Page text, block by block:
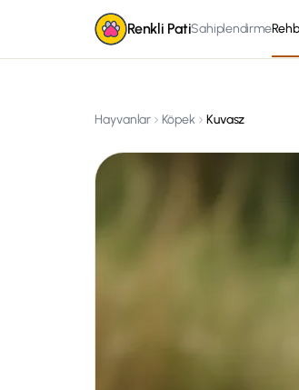
Renkli PatiSahiplendirme
Hayvanlar Köpek Kuvasz